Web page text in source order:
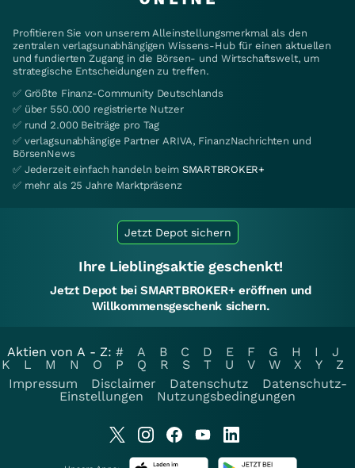
Profitieren Sie von unserem Alleinstellungsmerkmal als den
zentralen verlagsunabhängigen Wissens-Hub für einen aktuellen
und fundierten Zugang in die Börsen- und Wirtschaftswelt, um
strategische Entscheidungen zu treffen.
✅ Größte Finanz-Community Deutschlands
✅ über 550.000 registrierte Nutzer
✅ rund 2.000 Beiträge pro Tag
✅ verlagsunabhängige Partner ARIVA, FinanzNachrichten und
BörsenNews
✅ Jederzeit einfach handeln beim SMARTBROKER+
✅ mehr als 25 Jahre Marktpräsenz
Jetzt Depot sichern
Ihre Lieblingsaktie geschenkt!
Jetzt Depot bei SMARTBROKER+ eröffnen und
Willkommensgeschenk sichern.
Aktien von A - Z: # A B C D E F G H I
J
K
L M N O P Q R S T U V W X Y
Z
Impressum
Disclaimer Datenschutz
Datenschutz-
Einstellungen
Nutzungsbedingungen